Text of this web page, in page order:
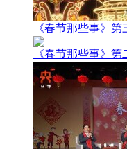
《春节那些事》
《春节那些事》